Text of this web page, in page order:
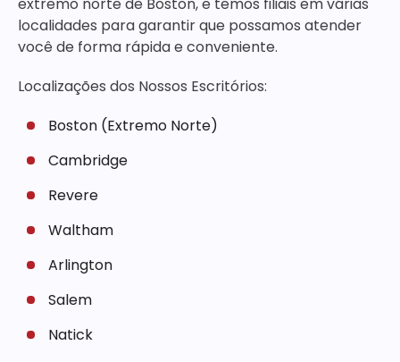
localidades para garantir que possamos atender
você de forma rápida e conveniente.
Localizações dos Nossos Escritórios:
Boston (Extremo Norte)
Cambridge
Revere
Waltham
Arlington
Salem
Natick